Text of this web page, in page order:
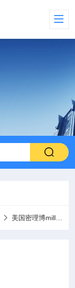
美国密理博millipore